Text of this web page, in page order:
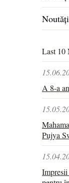
Last 10
A 8-a
Pujya